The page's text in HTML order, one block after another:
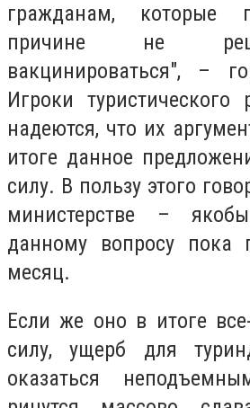
гражданам, которые
причине не
вакцинироваться", –
Игроки
надеются, что их
итоге данное
силу. В пользу этого
министерстве –
данному вопросу пока
месяц.
Если же оно в итоге
силу, ущерб для
оказаться